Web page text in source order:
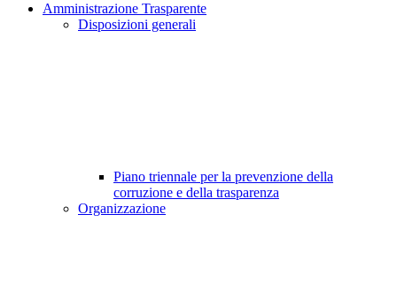
Amministrazione Trasparente
Disposizioni generali
Piano triennale per la prevenzione della
corruzione e della trasparenza
Organizzazione